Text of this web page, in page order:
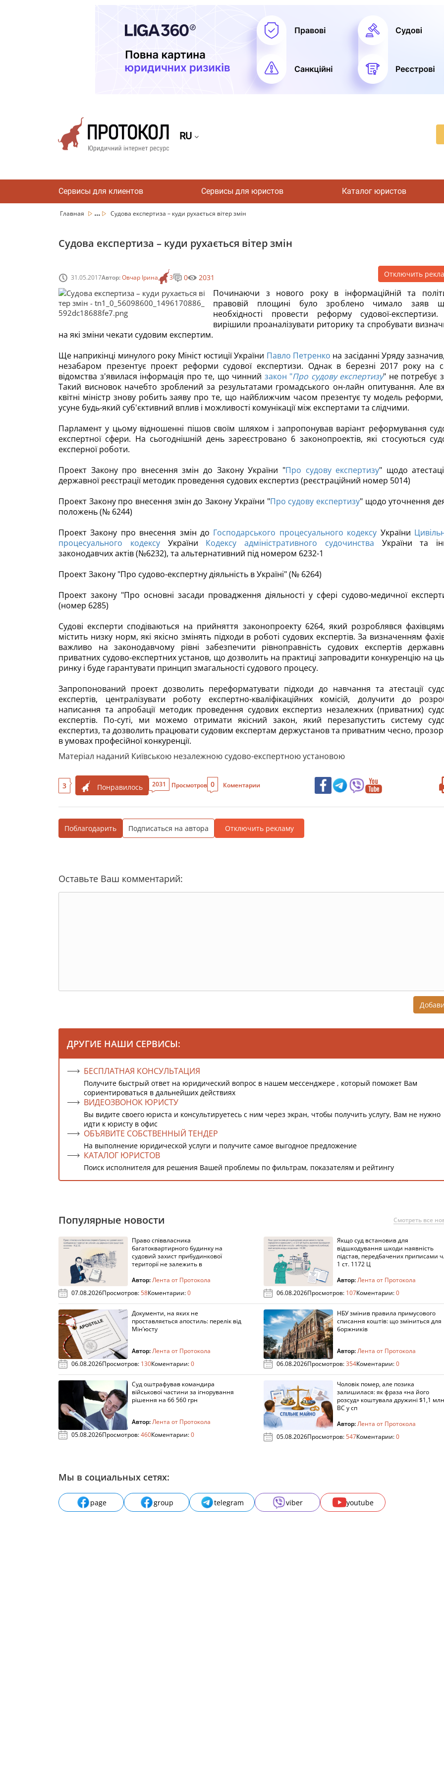
RU
Сервисы для клиентов Сервисы для юристов Каталог юристов
Главная ... Судова експертиза – куди рухається вітер змін
Судова експертиза – куди рухається вітер змін
31.05.2017Автор:Овчар Ірина 3 0 2031 Отключить
Починаючи з нового року в інформаційній та
правовій площині було зроблено чимало заяв
необхідності провести реформу судової-
вирішили проаналізувати риторику та спробувати
на які зміни чекати судовим експертим.
Ще наприкінці минулого року Мініст юстиції України Павло Петренко на засіданні Уряду
незабаром презентує проект реформи судової експертизи. Однак в березні 2017 року на
відомства з'явилася інформація про те, що чинний закон "Про судову експертизу" не потребує
Такий висновок начебто зроблений за результатами громадського он-лайн опитування. Але
квітні міністр знову робить заяву про те, що найближчим часом презентує ту модель
усуне будь-який суб'єктивний вплив і можливості комунікації між експертами та слідчими.
Парламент у цьому відношенні пішов своїм шляхом і запропонував варіант реформування
експертної сфери. На сьогоднішній день зареєстровано 6 законопроектів, які стосуються
експерної роботи.
Проект Закону про внесення змін до Закону України "Про судову експертизу" щодо
державної реєстрації методик проведення судових експертиз (реєстраційний номер 5014)
Проект Закону про внесення змін до Закону України "Про судову експертизу" щодо уточнення
положень (№ 6244)
Проект Закону про внесення змін до Господарського процесуального кодексу України
процесуального кодексуУкраїни Кодексу адміністративного судочинства України та
законодавчих актів (№6232), та альтернативний під номером 6232-1
Проект Закону "Про судово-експертну діяльність в Україні" (№ 6264)
Проект закону "Про основні засади провадження діяльності у сфері судово-медичної
(номер 6285)
Судові експерти сподіваються на прийняття законопроекту 6264, який розроблявся
містить низку норм, які якісно змінять підходи в роботі судових експертів. За визначенням
важливо на законодавчому рівні забезпечити рівноправність судових експертів
приватних судово-експертних установ, що дозволить на практиці запровадити конкуренцію на
ринку і буде гарантувати принцип змагальності судового процесу.
Запропонований проект дозволить переформатувати підходи до навчання та атестації
експертів, централізувати роботу експертно-кваліфікаційних комісій, долучити до
написання та апробації методик проведення судових експертиз незалежних (приватних)
експертів. По-суті, ми можемо отримати якісний закон, який перезапустить систему
експертиз, та дозволить працювати судовим експертам держустанов та приватним чесно,
в умовах професійної конкуренції.
Матеріал наданий Київською незалежною судово-експертною установою
3 Понравилось 2031 Просмотров 0 Коментарии
Поблагодарить Подписаться на автора Отключить рекламу
Оставьте Ваш комментарий:
ДРУГИЕ НАШИ СЕРВИСЫ:
БЕСПЛАТНАЯ КОНСУЛЬТАЦИЯ
Получите быстрый ответ на юридический вопрос в нашем мессенджере , который поможет Вам
сориентироваться в дальнейших действиях
ВИДЕОЗВОНОК ЮРИСТУ
Вы видите своего юриста и консультируетесь с ним через экран, чтобы получить услугу, Вам не нужно
идти к юристу в офис
ОБЪЯВИТЕ СОБСТВЕННЫЙ ТЕНДЕР
На выполнение юридической услуги и получите самое выгодное предложение
КАТАЛОГ ЮРИСТОВ
Поиск исполнителя для решения Вашей проблемы по фильтрам, показателям и рейтингу
Популярные новости Смотреть все
Право співвласника
багатоквартирного будинку на
судовий захист прибудинкової
території не залежить в
Автор:Лента от Протокола
07.08.2026Просмотров:58Коментарии:0
Якщо суд встановив для
відшкодування шкоди наявність
підстав, передбачених приписами ч.
1 ст. 1172 Ц
Автор:Лента от Протокола
06.08.2026Просмотров: 107Коментарии:0
Документи, на яких не
проставляється апостиль: перелік від
Мін’юсту
Автор:Лента от Протокола
06.08.2026Просмотров: 130Коментарии:0
НБУ змінив правила примусового
списання коштів: що зміниться для
боржників
Автор:Лента от Протокола
06.08.2026Просмотров:354Коментарии:0
Суд оштрафував командира
військової частини за ігнорування
рішення на 66 560 грн
Автор:Лента от Протокола
05.08.2026Просмотров:460Коментарии:0
Чоловік помер, але позика
залишилася: як фраза «на його
розсуд» коштувала дружині $1,1
ВС у сп
Автор:Лента от Протокола
05.08.2026Просмотров:547Коментарии:0
Мы в социальных сетях:
page group telegram viber youtube